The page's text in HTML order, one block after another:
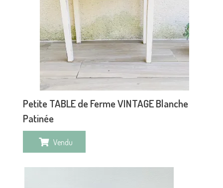
Petite TABLE de Ferme VINTAGE Blanche
Patinée
Vendu